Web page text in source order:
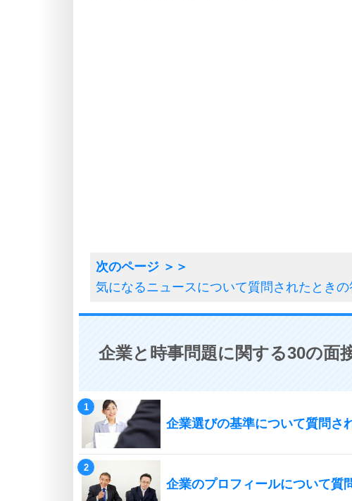
気になるニュースについて質問されたときの
企業と時事問題に関する30の面
企業選びの基準について質問さ
企業のプロフィールについて質